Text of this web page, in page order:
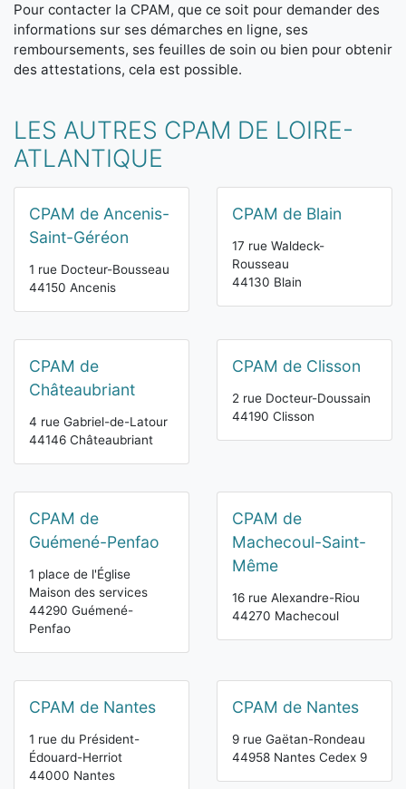
Pour contacter la CPAM, que ce soit pour demander des
informations sur ses démarches en ligne, ses
remboursements, ses feuilles de soin ou bien pour obtenir
des attestations, cela est possible.
LES AUTRES CPAM DE LOIRE-
ATLANTIQUE
CPAM de Ancenis-
Saint-Géréon
1 rue Docteur-Bousseau
44150 Ancenis
CPAM de Blain
17 rue Waldeck-
Rousseau
44130 Blain
CPAM de
Châteaubriant
4 rue Gabriel-de-Latour
44146 Châteaubriant
CPAM de Clisson
2 rue Docteur-Doussain
44190 Clisson
CPAM de
Guémené-Penfao
1 place de l'Église
Maison des services
44290 Guémené-
Penfao
CPAM de
Machecoul-Saint-
Même
16 rue Alexandre-Riou
44270 Machecoul
CPAM de Nantes
1 rue du Président-
Édouard-Herriot
44000 Nantes
CPAM de Nantes
9 rue Gaëtan-Rondeau
44958 Nantes Cedex 9